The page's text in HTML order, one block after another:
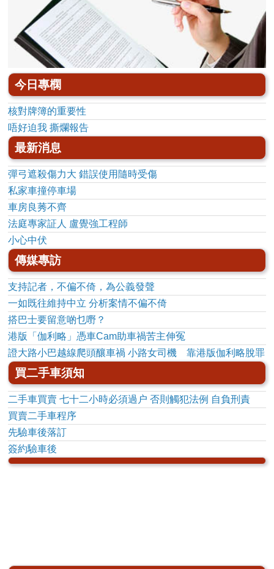
今日專㯗
核對牌簿的重要性
唔好迫我 撕爛報告
最新消息
彈弓遮殺傷力大 錯誤使用隨時受傷
私家車撞停車場
車房良莠不齊
法庭專家証人 盧覺強工程師
小心中伏
傳媒專訪
支持記者，不偏不倚，為公義發聲
一如既往維持中立 分析案情不偏不倚
搭巴士要留意啲乜嘢？
港版「伽利略」憑車Cam助車禍苦主伸冤
證大路小巴越線爬頭釀車禍 小路女司機 靠港版伽利略脫罪
買二手車須知
二手車買賣 七十二小時必須過户 否則觸犯法例 自負刑責
買賣二手車程序
先驗車後落訂
簽約驗車後